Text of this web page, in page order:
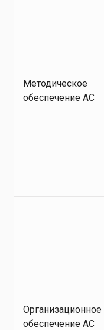
Методическое
обеспечение АС
Организационное
обеспечение АС